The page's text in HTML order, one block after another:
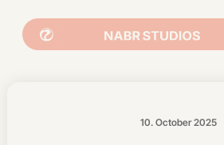
10. October 2025